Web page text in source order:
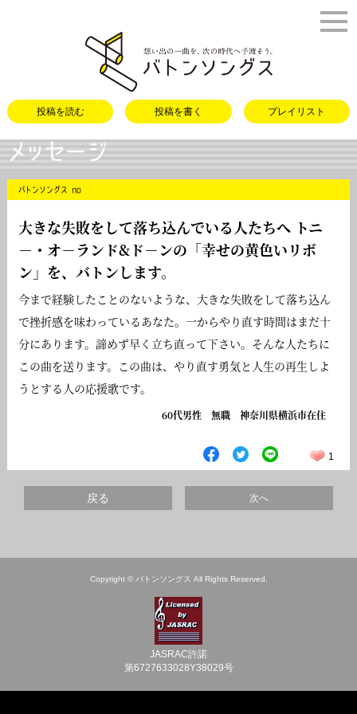
投稿を読む 投稿を書く プレイリスト
メッセージ
バトンソングス no
大きな失敗をして落ち込んでいる人たちへ トニ
－・オ－ランド&ド－ンの「幸せの黄色いリボ
ン 」を、バトンします。
今まで経験したことのないような、大きな失敗をして落ち込ん
で挫折感を味わっているあなた。一からやり直す時間はまだ十
分にあります。諦めず早く立ち直って下さい。そんな人たちに
この曲を送ります。この曲は、やり直す勇気と人生の再生しよ
うとする人の応援歌です。
60代男性 無職 神奈川県横浜市在住
1
戻る 次へ
Copyright © バトンソングス All Rights Reserved.
JASRAC許諾
第6727633028Y38029号